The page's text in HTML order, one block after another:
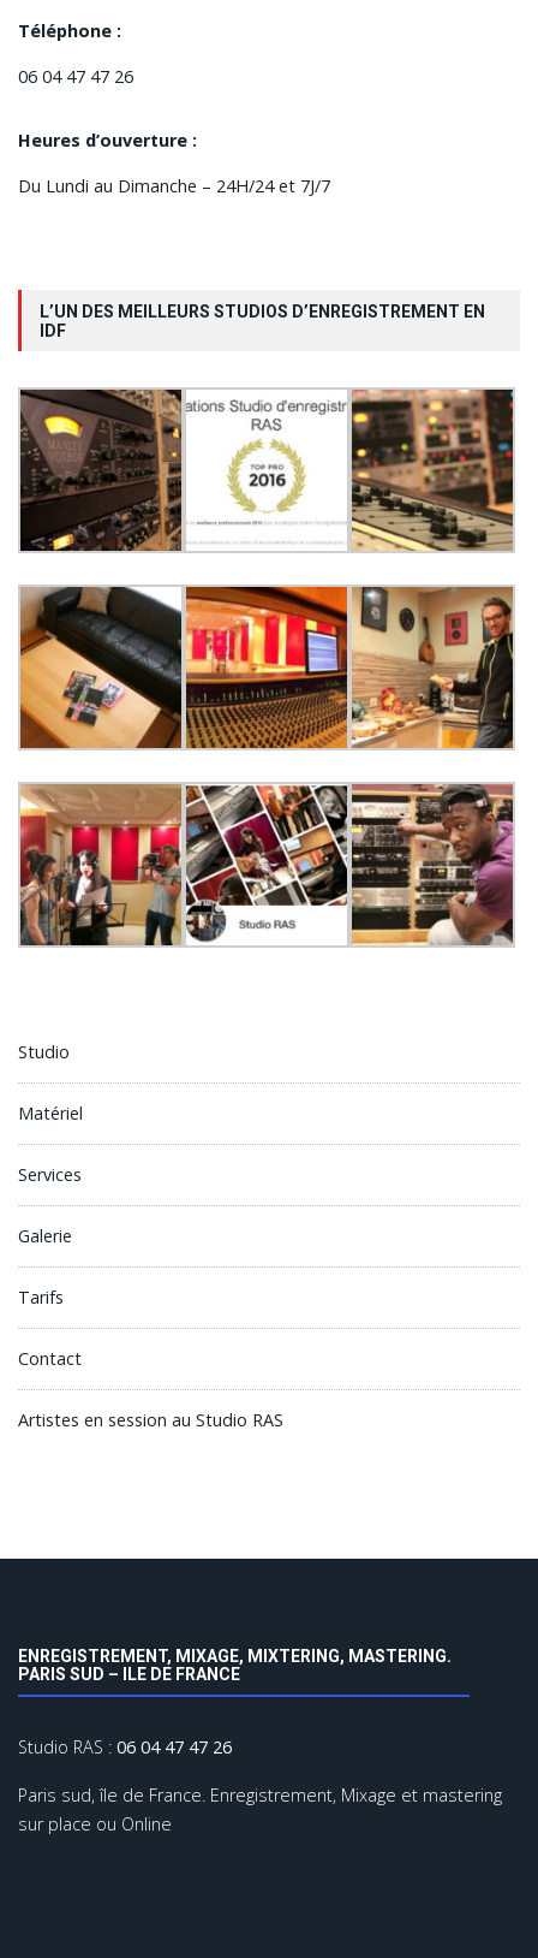
Téléphone :
06 04 47 47 26
Heures d’ouverture :
Du Lundi au Dimanche – 24H/24 et 7J/7
L’UN DES MEILLEURS STUDIOS D’ENREGISTREMENT EN
IDF
Studio
Matériel
Services
Galerie
Tarifs
Contact
Artistes en session au Studio RAS
ENREGISTREMENT, MIXAGE, MIXTERING, MASTERING.
PARIS SUD – ILE DE FRANCE
Studio RAS : 06 04 47 47 26
Paris sud, île de France. Enregistrement, Mixage et mastering
sur place ou Online